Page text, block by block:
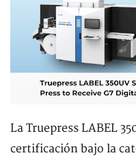
La Truepress LABEL
certificación bajo la